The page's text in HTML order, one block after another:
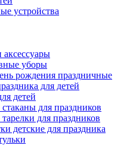
устройства
уборы
рождения праздничные
для детей
детей
для праздников
для праздников
детские для праздника